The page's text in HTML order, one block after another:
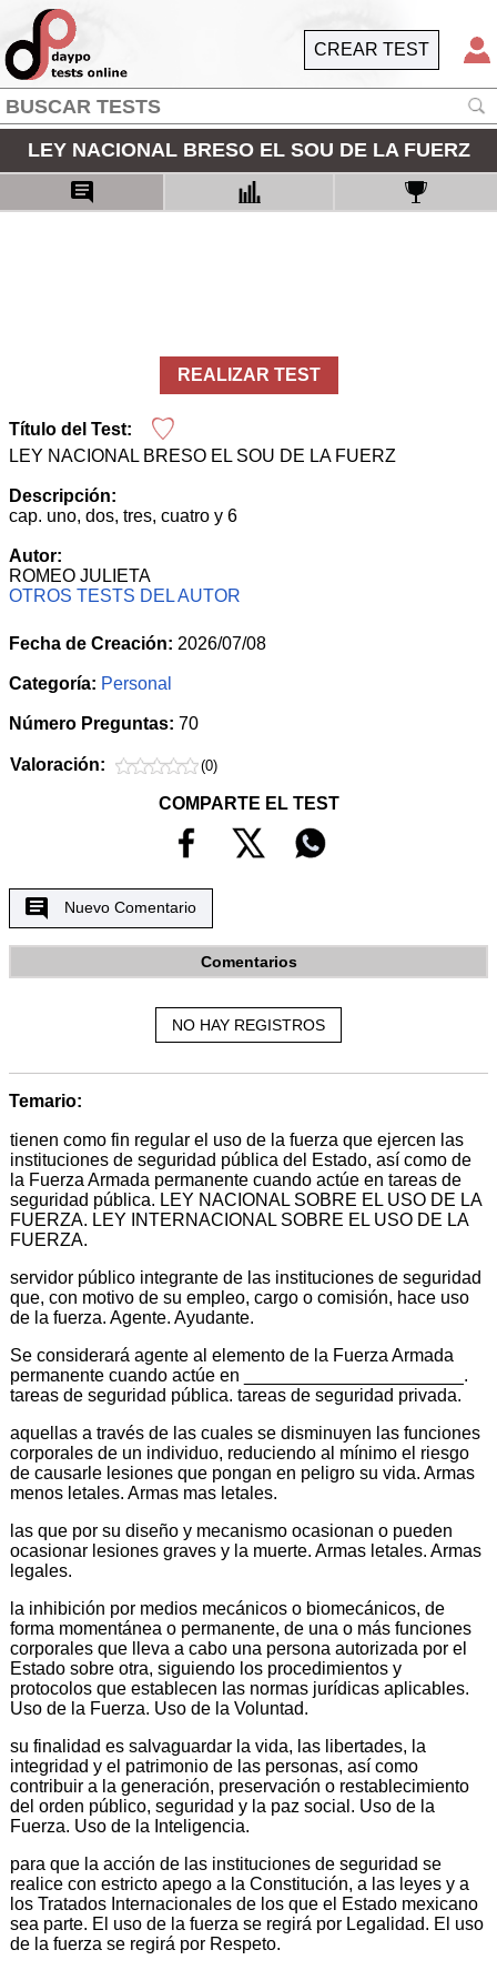
CREAR TEST
LEY NACIONAL BRESO EL SOU DE LA FUERZ
REALIZAR TEST
Título del Test:
LEY NACIONAL BRESO EL SOU DE LA FUERZ
Descripción:
cap. uno, dos, tres, cuatro y 6
Autor:
ROMEO JULIETA
OTROS TESTS DEL AUTOR
Fecha de Creación: 2026/07/08
Categoría: Personal
Número Preguntas: 70
Valoración: (0)
COMPARTE EL TEST
Nuevo Comentario
Comentarios
NO HAY REGISTROS
Temario:
tienen como fin regular el uso de la fuerza que ejercen las
instituciones de seguridad pública del Estado, así como de
la Fuerza Armada permanente cuando actúe en tareas de
seguridad pública. LEY NACIONAL SOBRE EL USO DE LA
FUERZA. LEY INTERNACIONAL SOBRE EL USO DE LA
FUERZA.
servidor público integrante de las instituciones de seguridad
que, con motivo de su empleo, cargo o comisión, hace uso
de la fuerza. Agente. Ayudante.
Se considerará agente al elemento de la Fuerza Armada
permanente cuando actúe en ______________________.
tareas de seguridad pública. tareas de seguridad privada.
aquellas a través de las cuales se disminuyen las funciones
corporales de un individuo, reduciendo al mínimo el riesgo
de causarle lesiones que pongan en peligro su vida. Armas
menos letales. Armas mas letales.
las que por su diseño y mecanismo ocasionan o pueden
ocasionar lesiones graves y la muerte. Armas letales. Armas
legales.
la inhibición por medios mecánicos o biomecánicos, de
forma momentánea o permanente, de una o más funciones
corporales que lleva a cabo una persona autorizada por el
Estado sobre otra, siguiendo los procedimientos y
protocolos que establecen las normas jurídicas aplicables.
Uso de la Fuerza. Uso de la Voluntad.
su finalidad es salvaguardar la vida, las libertades, la
integridad y el patrimonio de las personas, así como
contribuir a la generación, preservación o restablecimiento
del orden público, seguridad y la paz social. Uso de la
Fuerza. Uso de la Inteligencia.
para que la acción de las instituciones de seguridad se
realice con estricto apego a la Constitución, a las leyes y a
los Tratados Internacionales de los que el Estado mexicano
sea parte. El uso de la fuerza se regirá por Legalidad. El uso
de la fuerza se regirá por Respeto.